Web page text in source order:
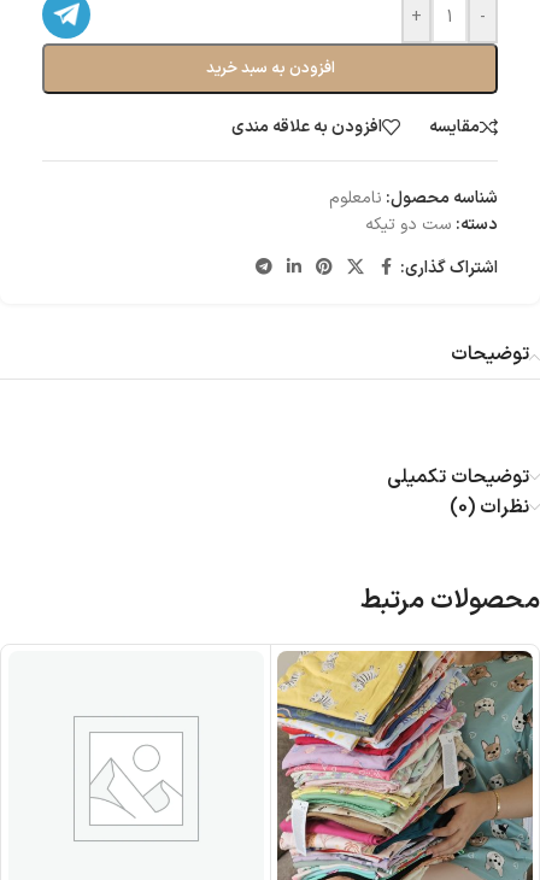
-
+
افزودن به سبد خرید
مقایسه افزودن به علاقه مندی
شناسه محصول: نامعلوم
دسته: ست دو تیکه
اشتراک گذاری:
توضیحات
توضیحات تکمیلی
نظرات (0)
محصولات مرتبط